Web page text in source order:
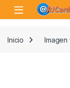
Skip to navigation
Skip to content
Open
Inicio Imagen